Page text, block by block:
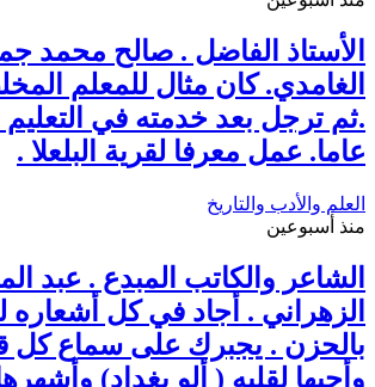
الأستاذ الفاضل . صالح محمد
الغامدي. كان مثال للمعلم
عاما. عمل معرفا لقرية البلعلا .
العلم والأدب والتاريخ
منذ أسبوعين
الشاعر والكاتب المبدع . عبد
الزهراني . أجاد في كل أشعاره
بالحزن . يجبرك على سماع كل
وأحبها لقلبه ( ألو بغداد)